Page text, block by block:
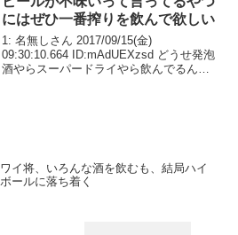
にはぜひ一番搾りを飲んで欲しい
1: 名無しさん 2017/09/15(金)
09:30:10.664 ID:mAdUEXzsd どうせ発泡
酒やらスーパードライやら飲んでるんだ
ワイ将、いろんな酒を飲むも、結局ハイ
ボールに落ち着く